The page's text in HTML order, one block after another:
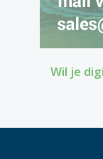
Wil je